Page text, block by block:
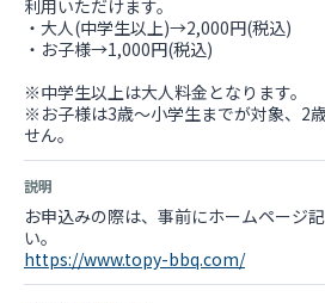
利用いただけます。
・大人(中学生以上)→2,000円(税込)
・お子様→1,000円(税込)
※中学生以上は大人料金となります。
※お子様は3歳～小学生までが対象、2
せん。
説明
お申込みの際は、事前にホームページ
https://www.topy-bbq.com/